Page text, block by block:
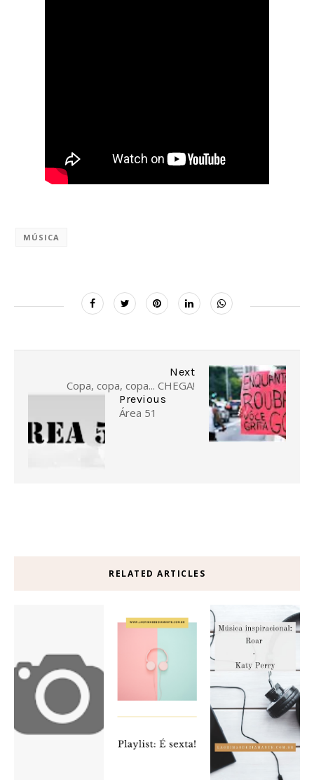
MÚSICA
Next
Copa, copa, copa... CHEGA!
Previous
Área 51
RELATED ARTICLES